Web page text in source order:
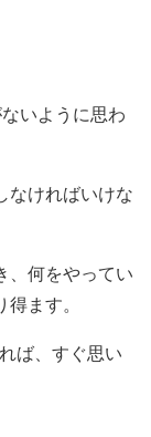
いように思わ
なければいけな
、何をやってい
ます。
ば、すぐ思い